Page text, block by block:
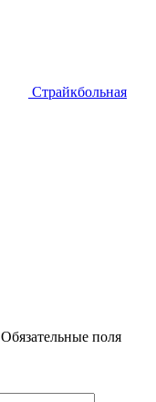
Страйкбольная
Обязательные поля